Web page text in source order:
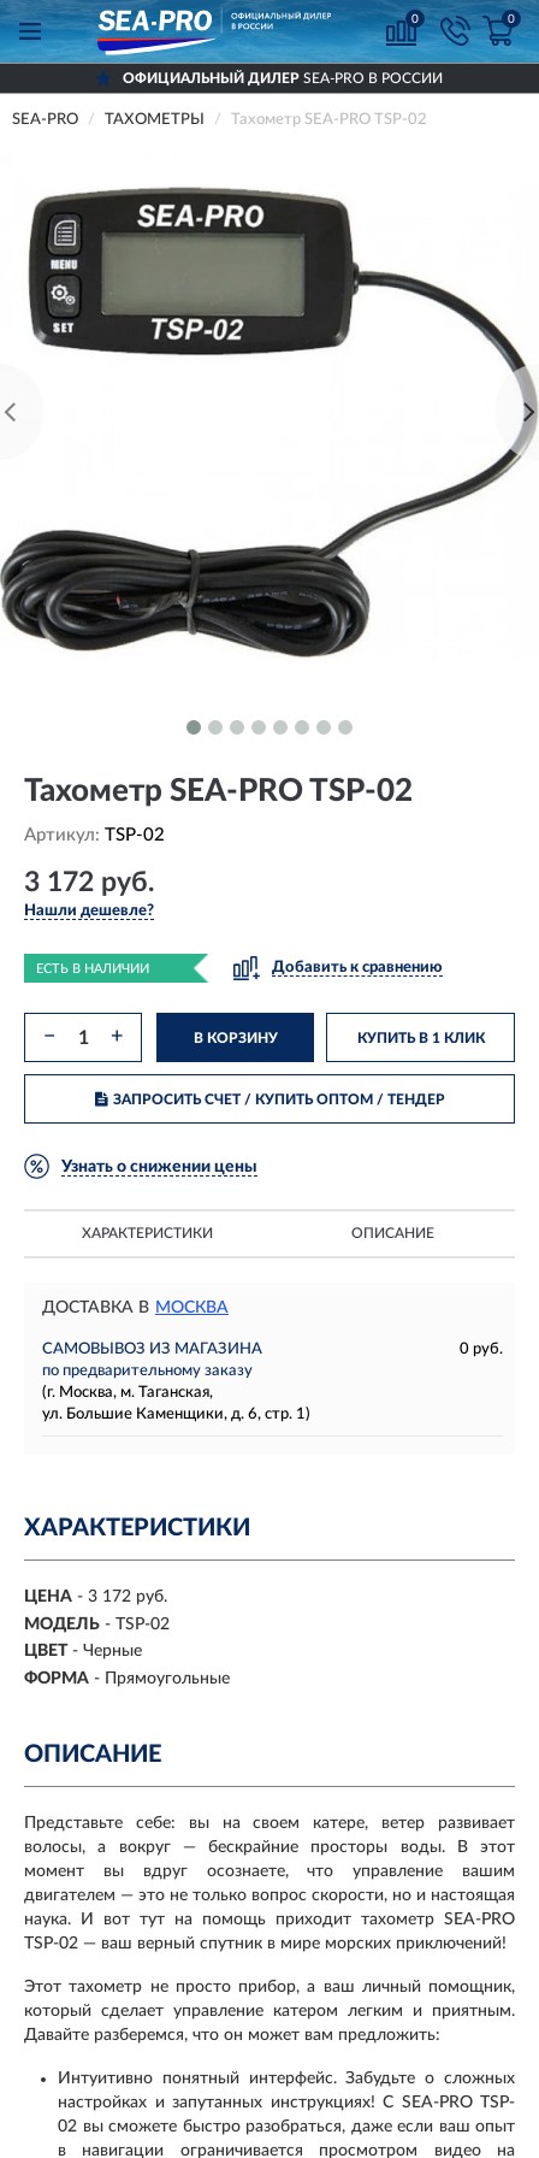
0 0
ОФИЦИАЛЬНЫЙ ДИЛЕРSEA-PRO В РОССИИ
SEA-PRO ТАХОМЕТРЫ Тахометр SEA-PRO TSP-02
Тахометр SEA-PRO TSP-02
Артикул: TSP-02
3 172 руб.
Нашли дешевле?
ЕСТЬ В НАЛИЧИИ Добавить к сравнению
− + В КОРЗИНУ КУПИТЬ В 1 КЛИК
ЗАПРОСИТЬ СЧЕТ / КУПИТЬ ОПТОМ/ ТЕНДЕР
Узнать о снижении цены
ХАРАКТЕРИСТИКИ ОПИСАНИЕ
ДОСТАВКА В МОСКВА
САМОВЫВОЗ ИЗ МАГАЗИНА
0 руб.
по предварительному заказу
(г. Москва, м. Таганская,
ул. Большие Каменщики, д. 6, стр. 1)
ХАРАКТЕРИСТИКИ
ЦЕНА - 3 172 руб.
МОДЕЛЬ - TSP-02
ЦВЕТ - Черные
ФОРМА - Прямоугольные
ОПИСАНИЕ
Представьте себе: вы на своем катере, ветер развивает
волосы, а вокруг — бескрайние просторы воды. В этот
момент вы вдруг осознаете, что управление вашим
двигателем — это не только вопрос скорости, но и настоящая
наука. И вот тут на помощь приходит тахометр SEA-PRO
TSP-02 — ваш верный спутник в мире морских приключений!
Этот тахометр не просто прибор, а ваш личный помощник,
который сделает управление катером легким и приятным.
Давайте разберемся, что он может вам предложить:
Интуитивно понятный интерфейс. Забудьте о сложных
настройках и запутанных инструкциях! С SEA-PRO TSP-
02 вы сможете быстро разобраться, даже если ваш опыт
в навигации ограничивается просмотром видео на